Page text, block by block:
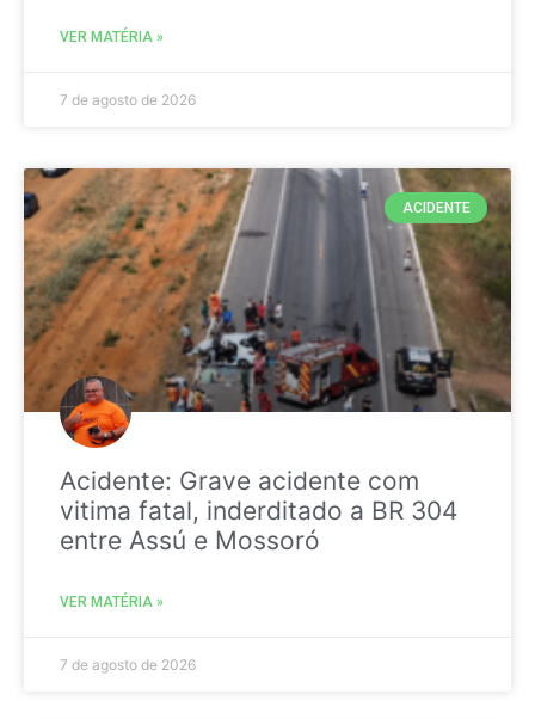
VER MATÉRIA »
7 de agosto de 2026
ACIDENTE
Acidente: Grave acidente com
vitima fatal, inderditado a BR 304
entre Assú e Mossoró
VER MATÉRIA »
7 de agosto de 2026